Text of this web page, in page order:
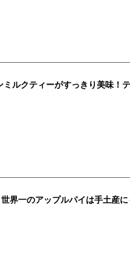
ルクティーがすっきり美味！
界一のアップルパイは手土産